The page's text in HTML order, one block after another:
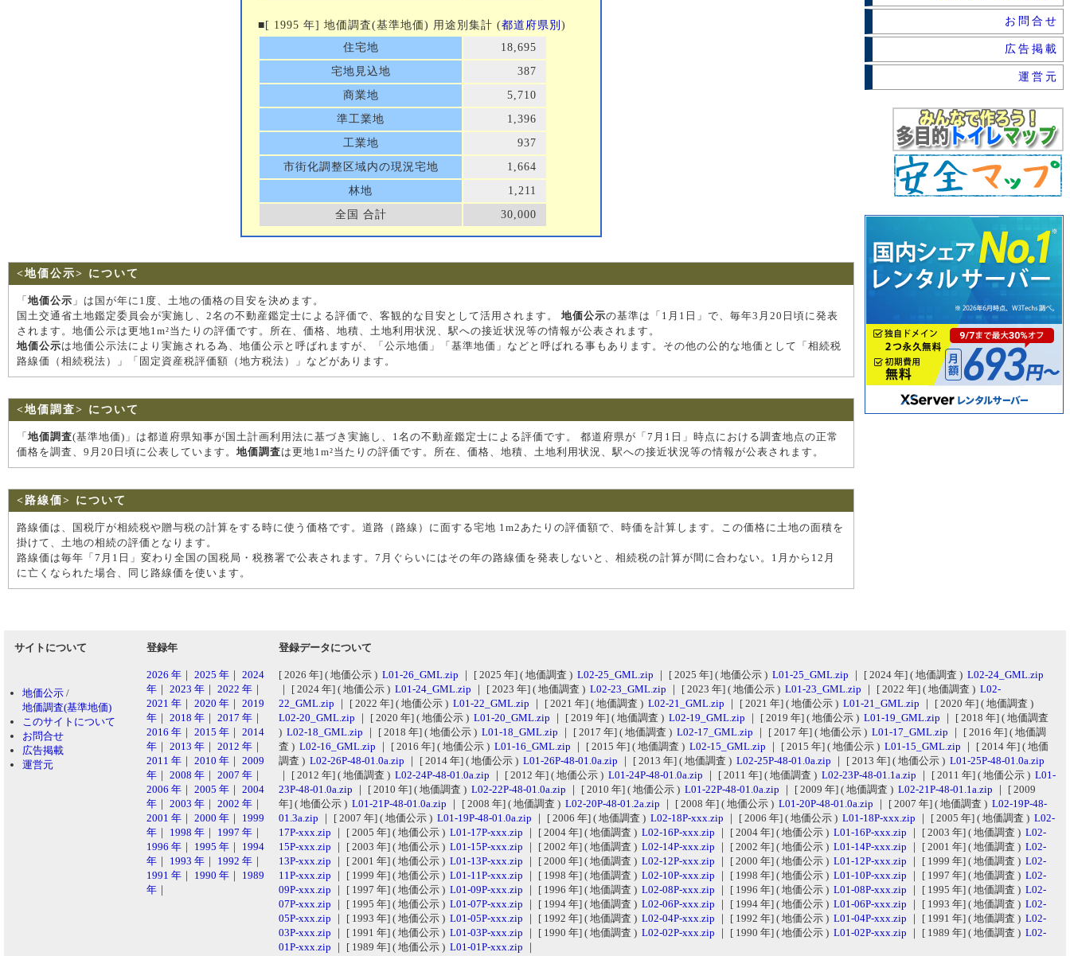
■[ 1995 年] 地価調査(基準地価) 用途別集計 (都道府県別 )
住宅地
18,695
宅地見込地
387
商業地
5,710
準工業地
1,396
工業地
937
市街化調整区域内の現況宅地
1,664
林地
1,211
全国 合計
30,000
<地価公示> について
「 地価公示 」は国が年に1度、土地の価格の目安を決めます。
国土交通省土地鑑定委員会が実施し、2名の不動産鑑定士による評価で、客観的な目安として活用されます。 地価公示の基準は「1月1日」で、毎年3月20日頃に発表
されます。地価公示は更地1m²当たりの評価です。所在、価格、地積、土地利用状況、駅への接近状況等の情報が公表されます。
地価公示は地価公示法により実施される為、地価公示と呼ばれますが、「公示地価」「基準地価」などと呼ばれる事もあります。その他の公的な地価として「相続税
路線価（相続税法）」「固定資産税評価額（地方税法）」などがあります。
<地価調査> について
「 地価調査(基準地価)」は都道府県知事が国土計画利用法に基づき実施し、1名の不動産鑑定士による評価です。 都道府県が「7月1日」時点における調査地点の正常
価格を調査、9月20日頃に公表しています。 地価調査は更地1m²当たりの評価です。所在、価格、地積、土地利用状況、駅への接近状況等の情報が公表されます。
<路線価> について
路線価は、国税庁が相続税や贈与税の計算をする時に使う価格です。道路（路線）に面する宅地 1m2あたりの評価額で、時価を計算します。この価格に土地の面積を
掛けて、土地の相続の評価となります。
路線価は毎年「7月1日」変わり全国の国税局・税務署で公表されます。7月ぐらいにはその年の路線価を発表しないと、相続税の計算が間に合わない。1月から12月
に亡くなられた場合、同じ路線価を使います。
お問合せ
広告掲載
運営元
サイトについて 登録年 登録データについて
地価公示 /
地価調査(基準地価)
このサイトについて
お問合せ
広告掲載
運営元
2026 年 ｜ 2025 年 ｜ 2024
年 ｜ 2023 年 ｜ 2022 年 ｜
2021 年 ｜ 2020 年 ｜ 2019
年 ｜ 2018 年 ｜ 2017 年 ｜
2016 年 ｜ 2015 年 ｜ 2014
年 ｜ 2013 年 ｜ 2012 年 ｜
2011 年 ｜ 2010 年 ｜ 2009
年 ｜ 2008 年 ｜ 2007 年 ｜
2006 年 ｜ 2005 年 ｜ 2004
年 ｜ 2003 年 ｜ 2002 年 ｜
2001 年 ｜ 2000 年 ｜ 1999
年 ｜ 1998 年 ｜ 1997 年 ｜
1996 年 ｜ 1995 年 ｜ 1994
年 ｜ 1993 年 ｜ 1992 年 ｜
1991 年 ｜ 1990 年 ｜ 1989
年 ｜
[ 2026 年] ( 地価公示 ) L01-26_GML.zip ｜ [ 2025 年] ( 地価調査 ) L02-25_GML.zip ｜ [ 2025 年] ( 地価公示 ) L01-25_GML.zip ｜ [ 2024 年] ( 地価調査 ) L02-24_GML.zip
｜ [ 2024 年] ( 地価公示 ) L01-24_GML.zip ｜ [ 2023 年] ( 地価調査 ) L02-23_GML.zip ｜ [ 2023 年] ( 地価公示 ) L01-23_GML.zip ｜ [ 2022 年] ( 地価調査 ) L02-
22_GML.zip
｜ [ 2022 年] ( 地価公示 ) L01-22_GML.zip ｜ [ 2021 年] ( 地価調査 ) L02-21_GML.zip ｜ [ 2021 年] ( 地価公示 ) L01-21_GML.zip
｜ [ 2020 年] ( 地価調査 )
L02-20_GML.zip
｜ [ 2020 年] ( 地価公示 ) L01-20_GML.zip ｜ [ 2019 年] ( 地価調査 ) L02-19_GML.zip ｜ [ 2019 年] ( 地価公示 ) L01-19_GML.zip
｜ [ 2018 年] ( 地価調査
) L02-18_GML.zip ｜ [ 2018 年] ( 地価公示 ) L01-18_GML.zip ｜ [ 2017 年] ( 地価調査 ) L02-17_GML.zip ｜ [ 2017 年] ( 地価公示 ) L01-17_GML.zip
｜ [ 2016 年] ( 地価調
査 ) L02-16_GML.zip ｜ [ 2016 年] ( 地価公示 ) L01-16_GML.zip ｜ [ 2015 年] ( 地価調査 ) L02-15_GML.zip ｜ [ 2015 年] ( 地価公示 ) L01-15_GML.zip
｜ [ 2014 年] ( 地価
調査 ) L02-26P-48-01.0a.zip ｜ [ 2014 年] ( 地価公示 ) L01-26P-48-01.0a.zip ｜ [ 2013 年] ( 地価調査 ) L02-25P-48-01.0a.zip ｜ [ 2013 年] ( 地価公示 ) L01-25P-48-01.0a.zip
｜ [ 2012 年] ( 地価調査 ) L02-24P-48-01.0a.zip ｜ [ 2012 年] ( 地価公示 ) L01-24P-48-01.0a.zip ｜ [ 2011 年] ( 地価調査 ) L02-23P-48-01.1a.zip ｜ [ 2011 年] ( 地価公示 ) L01-
23P-48-01.0a.zip
｜ [ 2010 年] ( 地価調査 ) L02-22P-48-01.0a.zip ｜ [ 2010 年] ( 地価公示 ) L01-22P-48-01.0a.zip ｜ [ 2009 年] ( 地価調査 ) L02-21P-48-01.1a.zip
｜ [ 2009
年] ( 地価公示 ) L01-21P-48-01.0a.zip ｜ [ 2008 年] ( 地価調査 ) L02-20P-48-01.2a.zip ｜ [ 2008 年] ( 地価公示 ) L01-20P-48-01.0a.zip ｜ [ 2007 年] ( 地価調査 ) L02-19P-48-
01.3a.zip
｜ [ 2007 年] ( 地価公示 ) L01-19P-48-01.0a.zip ｜ [ 2006 年] ( 地価調査 ) L02-18P-xxx.zip ｜ [ 2006 年] ( 地価公示 ) L01-18P-xxx.zip ｜ [ 2005 年] ( 地価調査 ) L02-
17P-xxx.zip
｜ [ 2005 年] ( 地価公示 ) L01-17P-xxx.zip ｜ [ 2004 年] ( 地価調査 ) L02-16P-xxx.zip ｜ [ 2004 年] ( 地価公示 ) L01-16P-xxx.zip ｜ [ 2003 年] ( 地価調査 ) L02-
15P-xxx.zip
｜ [ 2003 年] ( 地価公示 ) L01-15P-xxx.zip ｜ [ 2002 年] ( 地価調査 ) L02-14P-xxx.zip ｜ [ 2002 年] ( 地価公示 ) L01-14P-xxx.zip ｜ [ 2001 年] ( 地価調査 ) L02-
13P-xxx.zip
｜ [ 2001 年] ( 地価公示 ) L01-13P-xxx.zip ｜ [ 2000 年] ( 地価調査 ) L02-12P-xxx.zip ｜ [ 2000 年] ( 地価公示 ) L01-12P-xxx.zip ｜ [ 1999 年] ( 地価調査 ) L02-
11P-xxx.zip
｜ [ 1999 年] ( 地価公示 ) L01-11P-xxx.zip ｜ [ 1998 年] ( 地価調査 ) L02-10P-xxx.zip ｜ [ 1998 年] ( 地価公示 ) L01-10P-xxx.zip ｜ [ 1997 年] ( 地価調査 ) L02-
09P-xxx.zip
｜ [ 1997 年] ( 地価公示 ) L01-09P-xxx.zip ｜ [ 1996 年] ( 地価調査 ) L02-08P-xxx.zip ｜ [ 1996 年] ( 地価公示 ) L01-08P-xxx.zip ｜ [ 1995 年] ( 地価調査 ) L02-
07P-xxx.zip
｜ [ 1995 年] ( 地価公示 ) L01-07P-xxx.zip ｜ [ 1994 年] ( 地価調査 ) L02-06P-xxx.zip ｜ [ 1994 年] ( 地価公示 ) L01-06P-xxx.zip ｜ [ 1993 年] ( 地価調査 ) L02-
05P-xxx.zip
｜ [ 1993 年] ( 地価公示 ) L01-05P-xxx.zip ｜ [ 1992 年] ( 地価調査 ) L02-04P-xxx.zip ｜ [ 1992 年] ( 地価公示 ) L01-04P-xxx.zip ｜ [ 1991 年] ( 地価調査 ) L02-
03P-xxx.zip
｜ [ 1991 年] ( 地価公示 ) L01-03P-xxx.zip ｜ [ 1990 年] ( 地価調査 ) L02-02P-xxx.zip ｜ [ 1990 年] ( 地価公示 ) L01-02P-xxx.zip ｜ [ 1989 年] ( 地価調査 ) L02-
01P-xxx.zip
｜ [ 1989 年] ( 地価公示 ) L01-01P-xxx.zip ｜